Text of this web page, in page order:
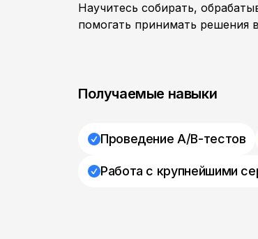
Научитесь собирать,
помогать принимать решения
Получаемые навыки
Проведение A/B-тестов
Работа с крупнейшими